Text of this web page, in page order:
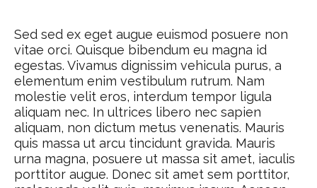
Sed sed ex eget augue euismod posuere non
vitae orci. Quisque bibendum eu magna id
egestas. Vivamus dignissim vehicula purus, a
elementum enim vestibulum rutrum. Nam
molestie velit eros, interdum tempor ligula
aliquam nec. In ultrices libero nec sapien
aliquam, non dictum metus venenatis. Mauris
quis massa ut arcu tincidunt gravida. Mauris
urna magna, posuere ut massa sit amet, iaculis
porttitor augue. Donec sit amet sem porttitor,